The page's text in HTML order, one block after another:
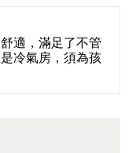
適，滿足了不管
冷氣房，須為孩